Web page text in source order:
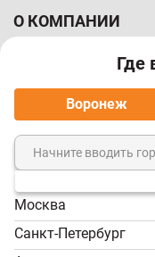
Где
Воронеж
Москва
Санкт-Петербург
О КОМПАНИИ
ПОКУПАТЕЛЯМ
МЫ ПРИНИМАЕМ
8 (800) 7-000-